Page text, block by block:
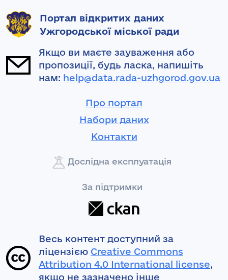
Портал відкритих даних
Ужгородської міської ради
Якщо ви маєте зауваження або
пропозиції, будь ласка, напишіть
нам: help@data.rada-uzhgorod.gov.ua
Про портал
Набори даних
Контакти
Дослідна експлуатація
За підтримки
Весь контент доступний за
ліцензією Creative Commons
Attribution 4.0 International license,
якщо не зазначено інше